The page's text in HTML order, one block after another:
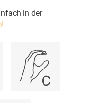
in der